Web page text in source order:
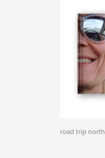
road trip north